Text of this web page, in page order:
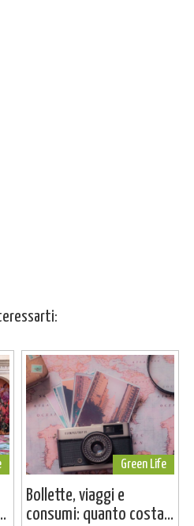
Green Life
Bollette, viaggi e
consumi: quanto costa...